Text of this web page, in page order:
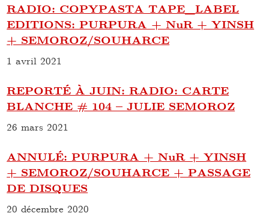
RADIO: COPYPASTA TAPE_LABEL
EDITIONS: PURPURA + NuR + YINSH
+ SEMOROZ/SOUHARCE
1 avril 2021
REPORTÉ À JUIN: RADIO: CARTE
BLANCHE # 104 – JULIE SEMOROZ
26 mars 2021
ANNULÉ: PURPURA + NuR + YINSH
+ SEMOROZ/SOUHARCE + PASSAGE
DE DISQUES
20 décembre 2020